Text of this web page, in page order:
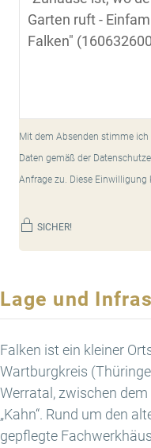
Mit dem Absenden stimme
Daten gemäß der
Anfrage zu. Diese Einwilligung
SICHER!
Lage und
Falken ist ein kleiner
Wartburgkreis
Werratal, zwischen
„Kahn“. Rund um den
gepflegte